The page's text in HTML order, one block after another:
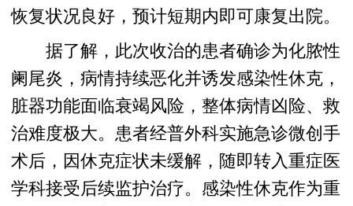
恢复状况良好，预计短期内即可康复出院。
据了解，此次收治的患者确诊为化脓性
阑尾炎，病情持续恶化并诱发感染性休克，
脏器功能面临衰竭风险，整体病情凶险、救
治难度极大。患者经普外科实施急诊微创手
术后，因休克症状未缓解，随即转入重症医
学科接受后续监护治疗。感染性休克作为重